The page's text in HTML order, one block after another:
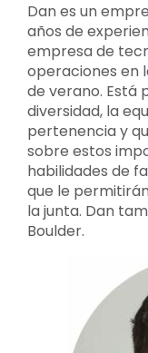
Dan es un
años de
empresa de
operaciones en
de verano. Está
diversidad, la
pertenencia y
sobre estos
habilidades de
que le
la junta. Dan
Boulder.